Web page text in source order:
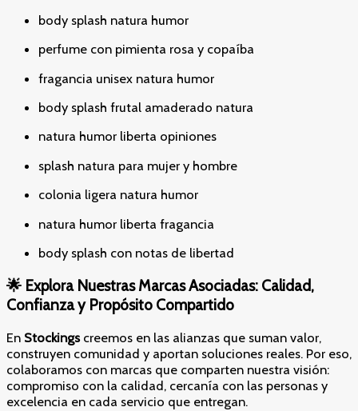
body splash natura humor
perfume con pimienta rosa y copaíba
fragancia unisex natura humor
body splash frutal amaderado natura
natura humor liberta opiniones
splash natura para mujer y hombre
colonia ligera natura humor
natura humor liberta fragancia
body splash con notas de libertad
🌟 Explora Nuestras Marcas Asociadas: Calidad,
Confianza y Propósito Compartido
En Stockingscreemos en las alianzas que suman valor,
construyen comunidad y aportan soluciones reales. Por eso,
colaboramos con marcas que comparten nuestra visión:
compromiso con la calidad, cercanía con las personas y
excelencia en cada servicio que entregan.